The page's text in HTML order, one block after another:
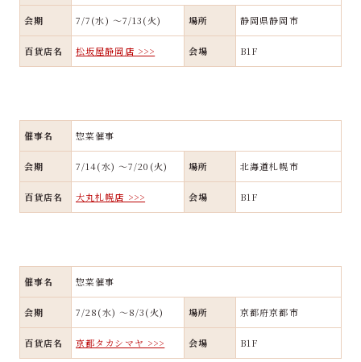
会期 7/7(水) ～7/13(火) 場所 静岡県静岡市
百貨店名 松坂屋静岡店 >>> 会場 B1F
催事名 惣菜催事
会期 7/14(水) ～7/20(火) 場所 北海道札幌市
百貨店名 大丸札幌店 >>> 会場 B1F
催事名 惣菜催事
会期 7/28(水) ～8/3(火) 場所 京都府京都市
百貨店名 京都タカシマヤ >>> 会場 B1F